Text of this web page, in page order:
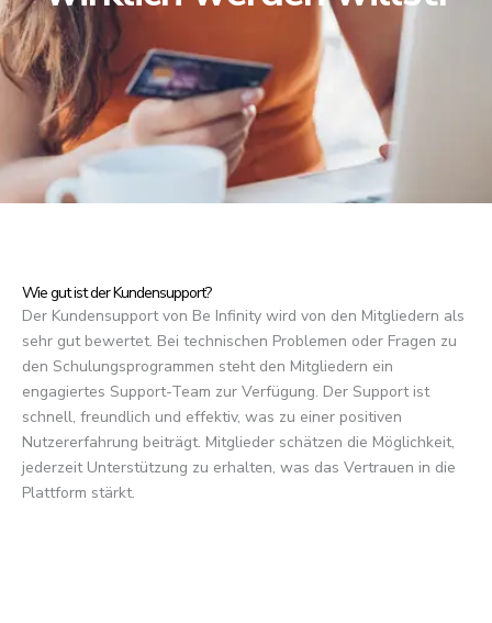
Wie gut ist der Kundensupport?
Der Kundensupport von Be Infinity wird von den Mitgliedern als
sehr gut bewertet. Bei technischen Problemen oder Fragen zu
den Schulungsprogrammen steht den Mitgliedern ein
engagiertes Support-Team zur Verfügung. Der Support ist
schnell, freundlich und effektiv, was zu einer positiven
Nutzererfahrung beiträgt. Mitglieder schätzen die Möglichkeit,
jederzeit Unterstützung zu erhalten, was das Vertrauen in die
Plattform stärkt.